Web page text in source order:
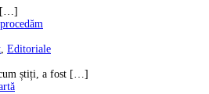
[…]
, Editoriale
știți, a fost […]